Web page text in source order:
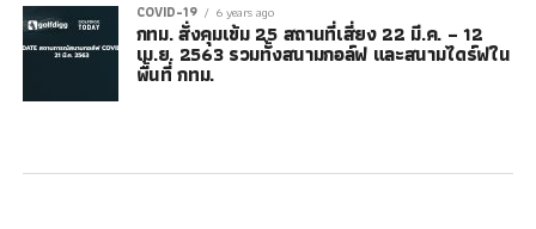
COVID-19 6 years ago
กทม. สั่งคุมเข้ม 25 สถานที่เสี่ยง 22 มี.ค. – 12
เม.ย. 2563 รวมทั้งสนามกอล์ฟ และสนามไดร์ฟใน
พื้นที่ กทม.